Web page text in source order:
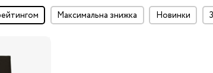
максимальна знижка Новинки